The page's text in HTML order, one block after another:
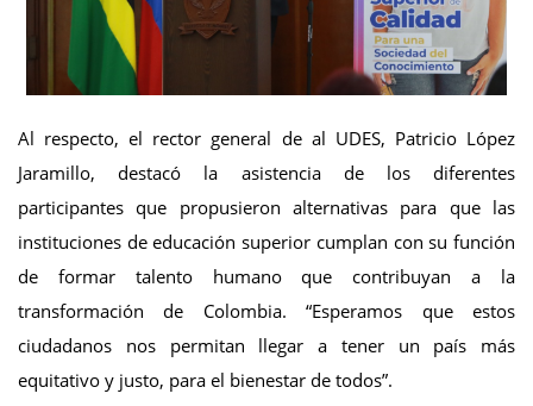
Al respecto, el rector general de al UDES, Patricio López
Jaramillo, destacó la asistencia de los diferentes
participantes que propusieron alternativas para que las
instituciones de educación superior cumplan con su función
de formar talento humano que contribuyan a la
transformación de Colombia. “Esperamos que estos
ciudadanos nos permitan llegar a tener un país más
equitativo y justo, para el bienestar de todos”.